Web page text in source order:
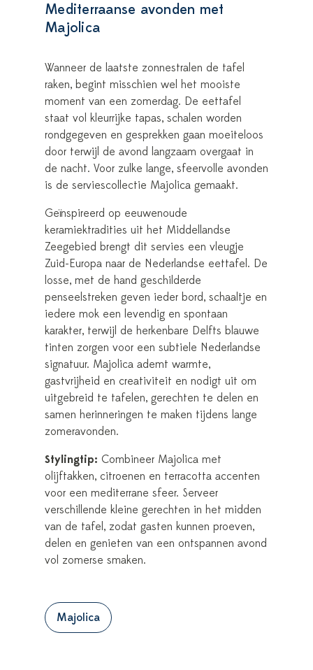
Mediterraanse avonden met
Majolica
Wanneer de laatste zonnestralen de tafel
raken, begint misschien wel het mooiste
moment van een zomerdag. De eettafel
staat vol kleurrijke tapas, schalen worden
rondgegeven en gesprekken gaan moeiteloos
door terwijl de avond langzaam overgaat in
de nacht. Voor zulke lange, sfeervolle avonden
is de serviescollectie Majolica gemaakt.
Geïnspireerd op eeuwenoude
keramiektradities uit het Middellandse
Zeegebied brengt dit servies een vleugje
Zuid-Europa naar de Nederlandse eettafel. De
losse, met de hand geschilderde
penseelstreken geven ieder bord, schaaltje en
iedere mok een levendig en spontaan
karakter, terwijl de herkenbare Delfts blauwe
tinten zorgen voor een subtiele Nederlandse
signatuur. Majolica ademt warmte,
gastvrijheid en creativiteit en nodigt uit om
uitgebreid te tafelen, gerechten te delen en
samen herinneringen te maken tijdens lange
zomeravonden.
Stylingtip: Combineer Majolica met
olijftakken, citroenen en terracotta accenten
voor een mediterrane sfeer. Serveer
verschillende kleine gerechten in het midden
van de tafel, zodat gasten kunnen proeven,
delen en genieten van een ontspannen avond
vol zomerse smaken.
Majolica